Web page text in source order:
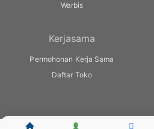
Warbis
Kerjasama
Permohonan Kerja Sama
Daftar Toko
© warbis.id